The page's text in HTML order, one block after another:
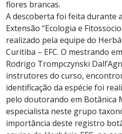
flores brancas.
A descoberta foi feita durante
Extensão “Ecologia e
realizado pela equipe do
Curitiba – EFC. O mestrando
Rodrigo Trompczynski
instrutores do curso,
identificação da espécie foi
pelo doutorando em Botânica
especialista neste grupo
importância deste registro